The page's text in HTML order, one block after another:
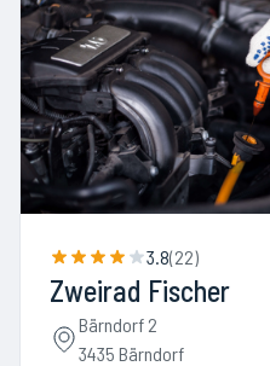
3.8(22)
Zweirad Fischer
Bärndorf 2
3435 Bärndorf